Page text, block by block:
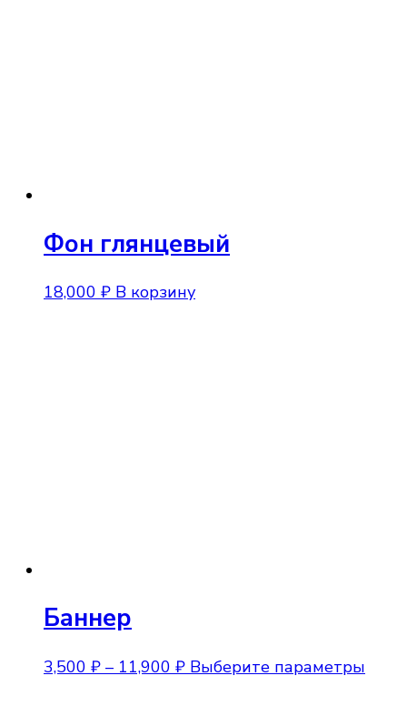
Фон глянцевый
18,000 ₽ В корзину
Баннер
3,500 ₽ – 11,900 ₽Диапазон
Выберите параметры